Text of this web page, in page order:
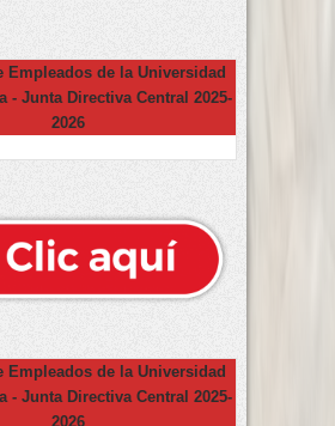
Empleados de la Universidad
- Junta Directiva Central 2025-
2026
Empleados de la Universidad
- Junta Directiva Central 2025-
2026